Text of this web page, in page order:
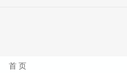
首 页